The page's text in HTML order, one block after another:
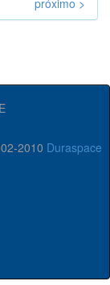
próximo >
2010 Duraspace